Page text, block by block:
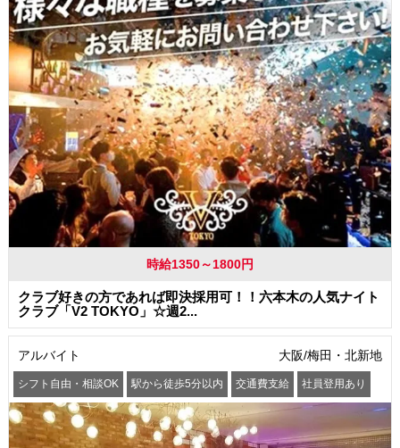
時給1350～1800円
クラブ好きの方であれば即決採用可！！六本木の人気ナイト
クラブ「V2 TOKYO」☆週2...
アルバイト 大阪/梅田・北新地
シフト自由・相談OK 駅から徒歩5分以内 交通費支給 社員登用あり